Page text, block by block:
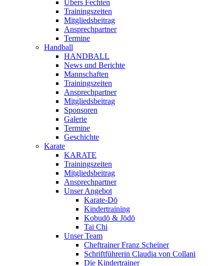
Übers Fechten
Trainingszeiten
Mitgliedsbeitrag
Ansprechpartner
Termine
Handball
HANDBALL
News und Berichte
Mannschaften
Trainingszeiten
Ansprechpartner
Mitgliedsbeitrag
Sponsoren
Galerie
Termine
Geschichte
Karate
KARATE
Trainingszeiten
Mitgliedsbeitrag
Ansprechpartner
Unser Angebot
Karate-Dō
Kindertraining
Kobudō & Jōdō
Tai Chi
Unser Team
Cheftrainer Franz Scheiner
Schriftführerin Claudia von Collani
Die Kindertrainer